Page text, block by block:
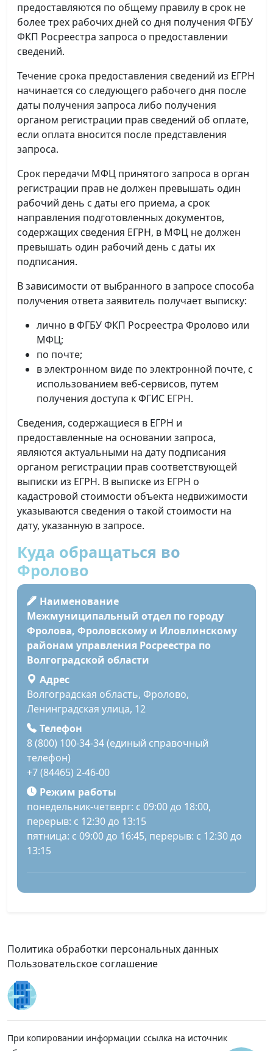
предоставляются по общему правилу в срок не
более трех рабочих дней со дня получения ФГБУ
ФКП Росреестра запроса о предоставлении
сведений.
Течение срока предоставления сведений из ЕГРН
начинается со следующего рабочего дня после
даты получения запроса либо получения
органом регистрации прав сведений об оплате,
если оплата вносится после представления
запроса.
Срок передачи МФЦ принятого запроса в орган
регистрации прав не должен превышать один
рабочий день с даты его приема, а срок
направления подготовленных документов,
содержащих сведения ЕГРН, в МФЦ не должен
превышать один рабочий день с даты их
подписания.
В зависимости от выбранного в запросе способа
получения ответа заявитель получает выписку:
лично в ФГБУ ФКП Росреестра Фролово или
МФЦ;
по почте;
в электронном виде по электронной почте, с
использованием веб-сервисов, путем
получения доступа к ФГИС ЕГРН.
Сведения, содержащиеся в ЕГРН и
предоставленные на основании запроса,
являются актуальными на дату подписания
органом регистрации прав соответствующей
выписки из ЕГРН. В выписке из ЕГРН о
кадастровой стоимости объекта недвижимости
указываются сведения о такой стоимости на
дату, указанную в запросе.
Куда обращаться во
Фролово
Наименование
Межмуниципальный отдел по городу
Фролова, Фроловскому и Иловлинскому
районам управления Росреестра по
Волгоградской области
Адрес
Волгоградская область, Фролово,
Ленинградская улица, 12
Телефон
8 (800) 100-34-34 (единый справочный
телефон)
+7 (84465) 2-46-00
Режим работы
понедельник-четверг: с 09:00 до 18:00,
перерыв: с 12:30 до 13:15
пятница: с 09:00 до 16:45, перерыв: с 12:30 до
13:15
Политика обработки персональных данных
Пользовательское соглашение
При копировании информации ссылка на источник